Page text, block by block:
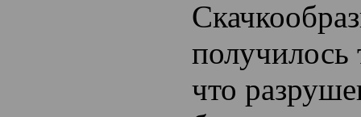
получилось
что